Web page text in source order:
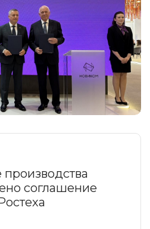
соглашение